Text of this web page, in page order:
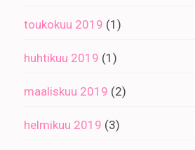
toukokuu 2019 (1)
huhtikuu 2019 (1)
maaliskuu 2019 (2)
helmikuu 2019 (3)